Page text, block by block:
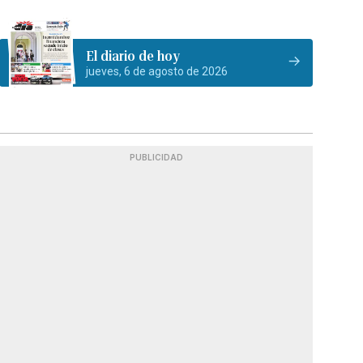
El diario de hoy
jueves, 6 de agosto de 2026
PUBLICIDAD